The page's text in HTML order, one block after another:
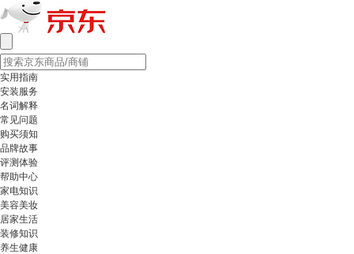
实用指南
安装服务
名词解释
常见问题
购买须知
品牌故事
评测体验
帮助中心
家电知识
美容美妆
居家生活
装修知识
养生健康